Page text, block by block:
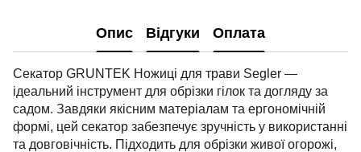
Опис Відгуки Оплата
Секатор GRUNTEK Ножиці для трави Segler —
ідеальний інструмент для обрізки гілок та догляду за
садом. Завдяки якісним матеріалам та ергономічній
формі, цей секатор забезпечує зручність у використанні
та довговічність. Підходить для обрізки живої огорожі,